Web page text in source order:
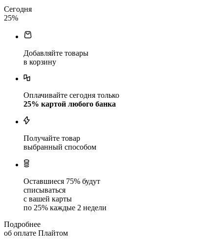
Сегодня
25%
Добавляйте товары
в корзину
Оплачивайте сегодня только
25% картой любого банка
Получайте товар
выбранный способом
Оставшиеся 75% будут
списываться
с вашей карты
по 25% каждые 2 недели
Подробнее
об оплате Плайтом